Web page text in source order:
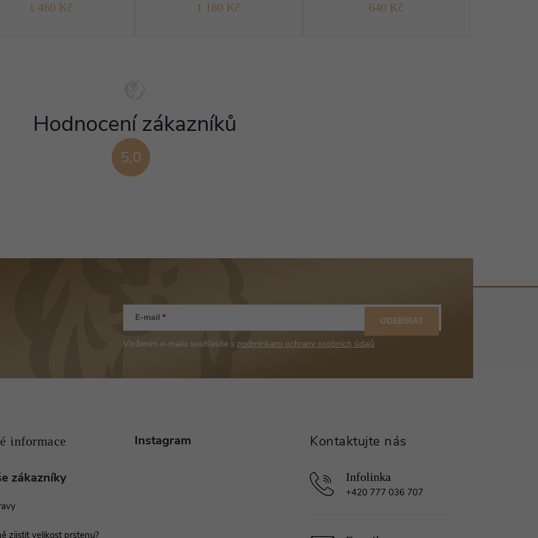
1 460 Kč 1 180 Kč 640 Kč
5,0
Hodnocení zákazníků
E-mail
Vložením e-mailu souhlasíte s podmínkami ochrany osobních údajů
ODEBÍRAT
zákazníky
zjistit velikost prstenu?
Instagram
+420 777 036 707